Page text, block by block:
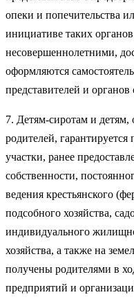
опеки и попечительства
инициативе таких
несовершеннолетними,
оформляются
представителей и
7. Детям-сиротам и детям,
родителей,
участки, ранее
собственности,
ведения крестьянского
подсобного хозяйства,
индивидуального
хозяйства, а также на
получены родителями в
предприятий и